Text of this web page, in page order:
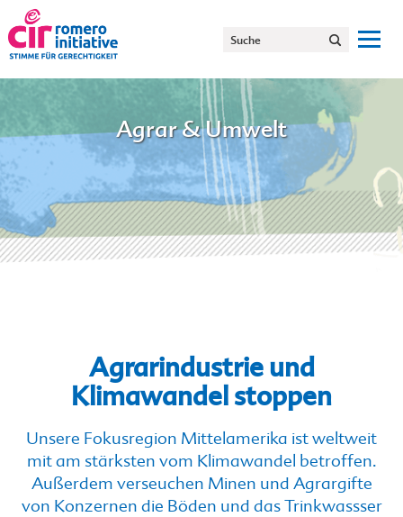
Agrar & Umwelt
Agrarindustrie und
Klimawandel stoppen
Unsere Fokusregion Mittelamerika ist weltweit
mit am stärksten vom Klimawandel betroffen.
Außerdem verseuchen Minen und Agrargifte
von Konzernen die Böden und das Trinkwassser